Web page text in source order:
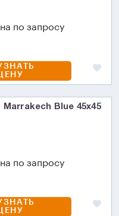
по запросу
Marrakech Blue 45x45
по запросу